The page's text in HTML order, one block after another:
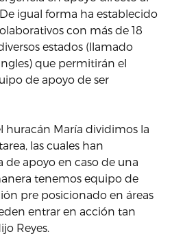
igual forma ha establecido
con más de 18
estados (llamado
que permitirán el
de apoyo de ser
huracán María dividimos la
las cuales han
de apoyo en caso de una
tenemos equipo de
pre posicionado en áreas
entrar en acción tan
Reyes.